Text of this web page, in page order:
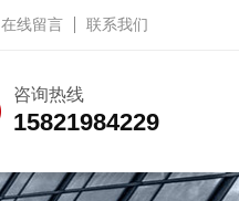
在线留言 联系我们
咨询热线
15821984229